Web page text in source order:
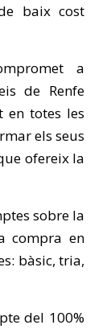
baix cost
a
de Renfe
en totes les
els seus
ofereix la
sobre la
compra en
bàsic, tria,
del 100%